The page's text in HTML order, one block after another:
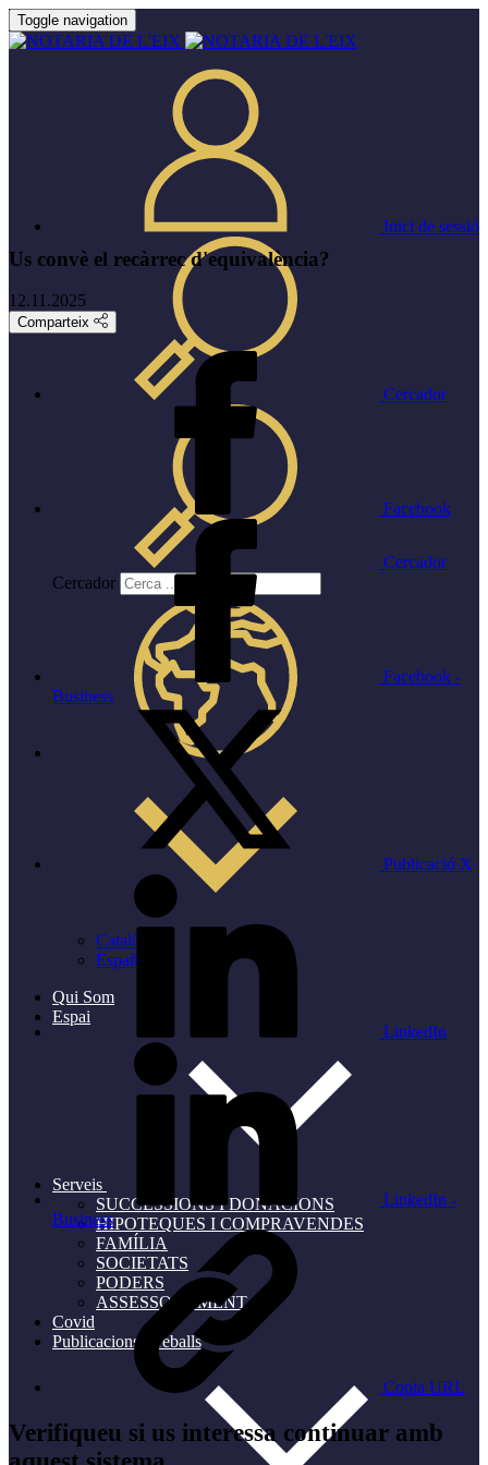
Toggle navigation
Inici de sessió
Cercador
Cercador
Cercador
Català
Español
Qui Som
Espai
Serveis
SUCCESSIONS I DONACIONS
HIPOTEQUES I COMPRAVENDES
FAMÍLIA
SOCIETATS
PODERS
ASSESSORAMENT
Covid
Publicacions i treballs
Us convè el recàrrec d'equivalència?
12.11.2025
Comparteix
Facebook
Facebook -
Business
Publicació X
LinkedIn
LinkedIn -
Business
Copia URL
Verifiqueu si us interessa continuar amb